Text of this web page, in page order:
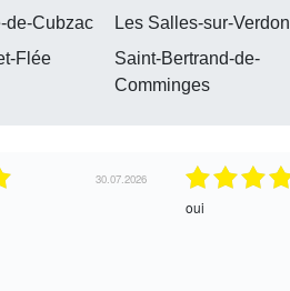
de-Cubzac Les Salles-sur-Verdon
Flée
Saint-Bertrand-de-
Comminges
30.07.2026
oui